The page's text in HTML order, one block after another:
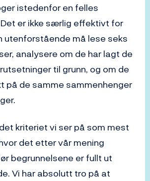
istedenfor en felles
er ikke særlig effektivt for
utenforstående må lese seks
analysere om de har lagt de
til grunn, og om de
på de samme sammenhenger
kriteriet vi ser på som mest
det etter vår mening
begrunnelsene er fullt ut
Vi har absolutt tro på at